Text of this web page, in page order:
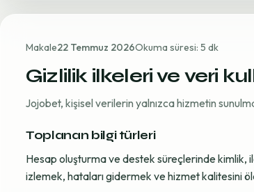
Makale22 Temmuz 2026Okuma süresi: 5 dk
Gizlilik ilkeleri ve veri
Jojobet, kişisel verilerin yalnızca hizmetin
Toplanan bilgi türleri
Hesap oluşturma ve destek süreçlerinde kimlik,
izlemek, hataları gidermek ve hizmet kalitesini